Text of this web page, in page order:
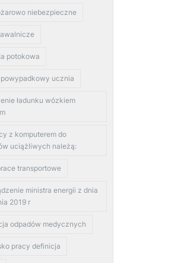
niebezpieczne
potokowa
powypadkowy ucznia
ładunku wózkiem
z komputerem do
uciążliwych należą:
transportowe
ministra energii z dnia
2019 r
odpadów medycznych
pracy definicja